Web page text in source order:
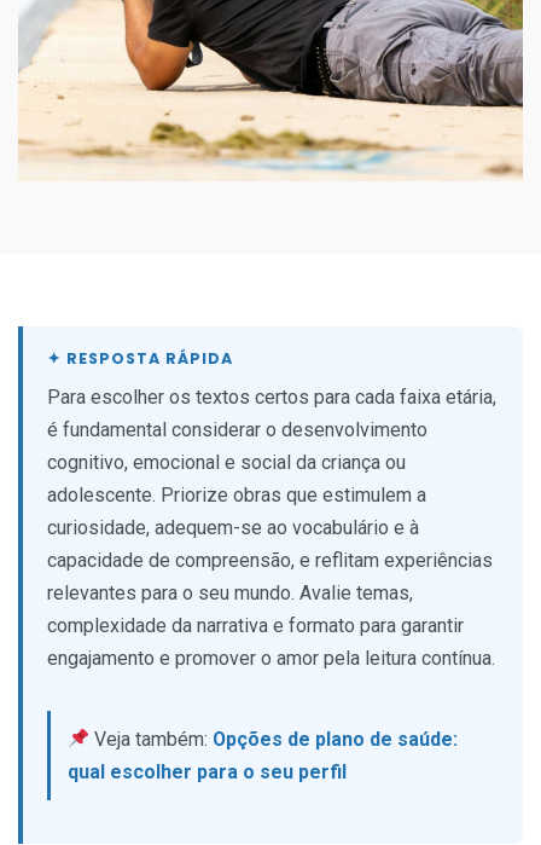
Para escolher os textos certos para cada faixa etária,
é fundamental considerar o desenvolvimento
cognitivo, emocional e social da criança ou
adolescente. Priorize obras que estimulem a
curiosidade, adequem-se ao vocabulário e à
capacidade de compreensão, e reflitam experiências
relevantes para o seu mundo. Avalie temas,
complexidade da narrativa e formato para garantir
engajamento e promover o amor pela leitura contínua.
Veja também: Opções de plano de saúde:
qual escolher para o seu perfil